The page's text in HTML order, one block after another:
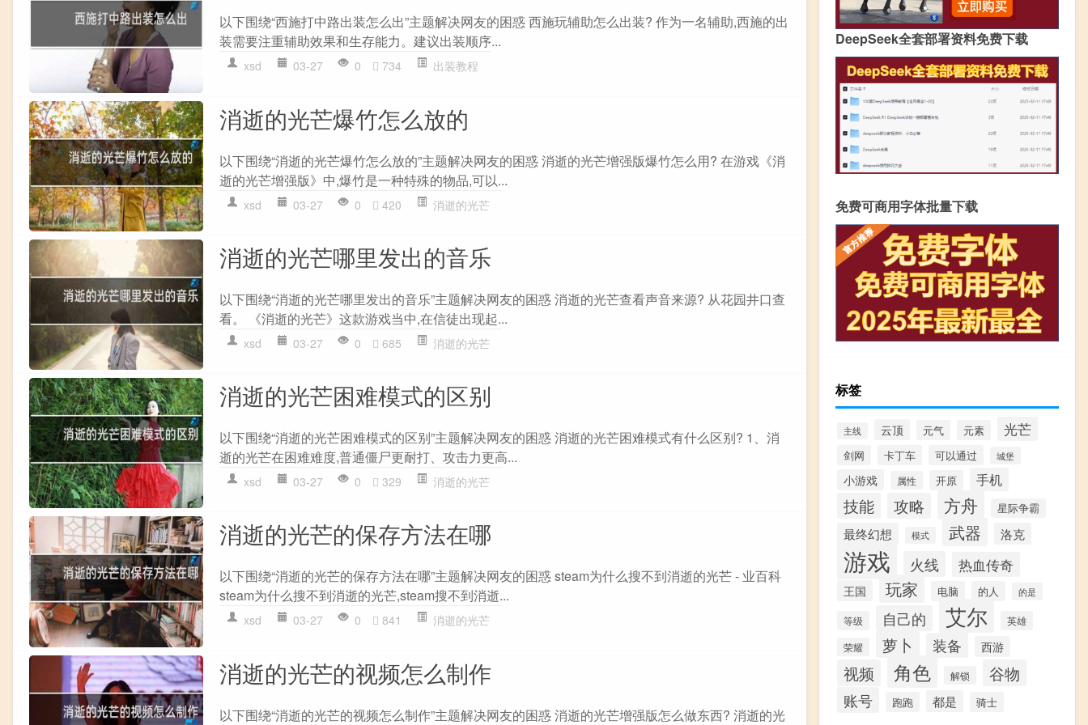
以下围绕“西施打中路出装怎么出”主题解决网友的困惑 西施玩辅助怎么出装? 作为一名辅助,西施的出
装需要注重辅助效果和生存能力。建议出装顺序...
xsd 03-27 0 734 出装教程
消逝的光芒爆竹怎么放的
以下围绕“消逝的光芒爆竹怎么放的”主题解决网友的困惑 消逝的光芒增强版爆竹怎么用? 在游戏《消
逝的光芒增强版》中,爆竹是一种特殊的物品,可以...
xsd 03-27 0 420 消逝的光芒
消逝的光芒哪里发出的音乐
以下围绕“消逝的光芒哪里发出的音乐”主题解决网友的困惑 消逝的光芒查看声音来源? 从花园井口查
看。 《消逝的光芒》这款游戏当中,在信徒出现起...
xsd 03-27 0 685 消逝的光芒
消逝的光芒困难模式的区别
以下围绕“消逝的光芒困难模式的区别”主题解决网友的困惑 消逝的光芒困难模式有什么区别? 1、消
逝的光芒在困难难度,普通僵尸更耐打、攻击力更高...
xsd 03-27 0 329 消逝的光芒
消逝的光芒的保存方法在哪
以下围绕“消逝的光芒的保存方法在哪”主题解决网友的困惑 steam为什么搜不到消逝的光芒 - 业百科
steam为什么搜不到消逝的光芒,steam搜不到消逝...
xsd 03-27 0 841 消逝的光芒
消逝的光芒的视频怎么制作
以下围绕“消逝的光芒的视频怎么制作”主题解决网友的困惑 消逝的光芒增强版怎么做东西? 消逝的光
DeepSeek全套部署资料免费下载
免费可商用字体批量下载
标签
主线 云顶 元气 元素 光芒
剑网 卡丁车 可以通过 城堡
小游戏 属性 开原 手机
技能 攻略 方舟 星际争霸
最终幻想 模式 武器 洛克
游戏 火线 热血传奇
王国 玩家 电脑 的人 的是
等级 自己的 艾尔 英雄
荣耀 萝卜 装备 西游
视频 角色 解锁 谷物
账号 跑跑 都是 骑士